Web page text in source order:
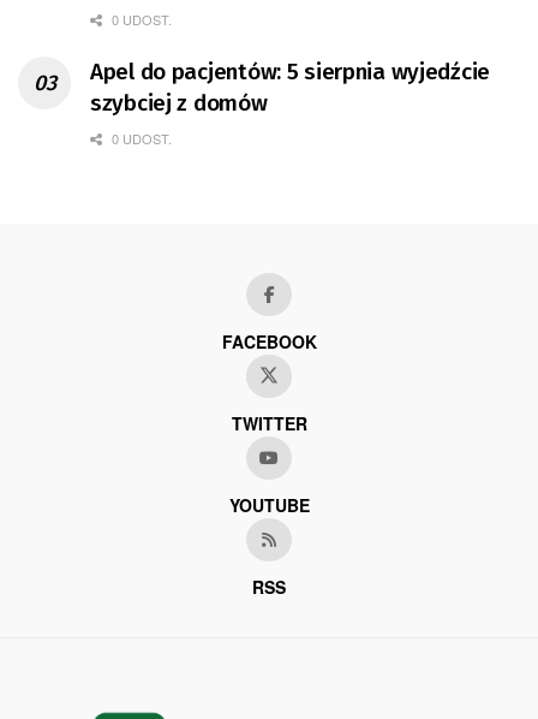
0 UDOST.
Apel do pacjentów: 5 sierpnia wyjedźcie
szybciej z domów
0 UDOST.
FACEBOOK
TWITTER
YOUTUBE
RSS